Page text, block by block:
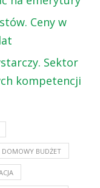
Ceny w
Sektor
kompetencji
DOMOWY BUDŻET